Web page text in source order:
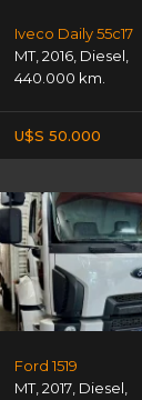
Iveco Daily 55c17
MT,2016, Diesel,
440.000 km.
U$S 50.000
Ford 1519
MT,2017, Diesel,